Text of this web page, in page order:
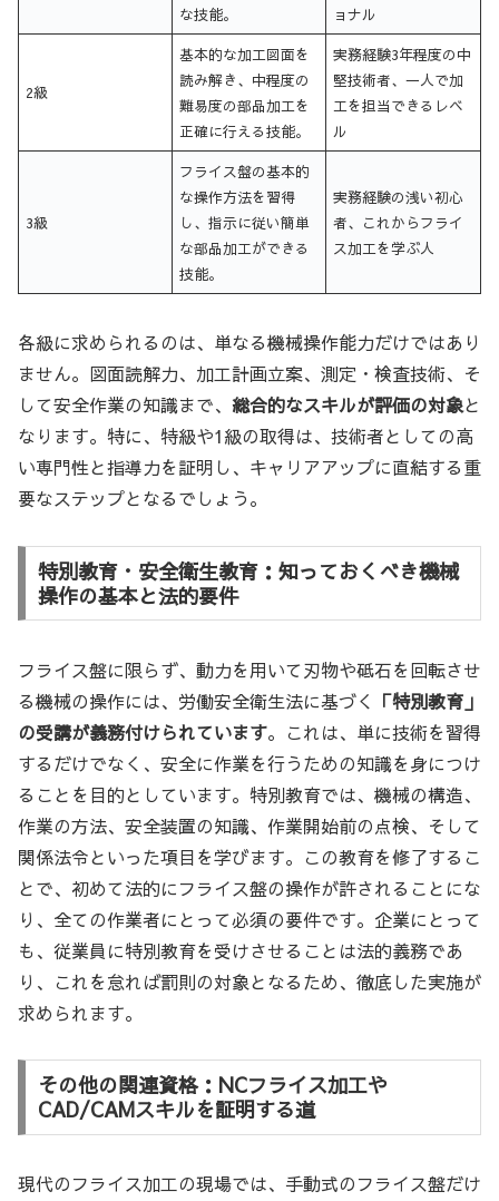
な技能。
ョナル
2級
基本的な加工図面を
読み解き、中程度の
難易度の部品加工を
正確に行える技能。
実務経験3年程度の中
堅技術者、一人で加
工を担当できるレベ
ル
3級
フライス盤の基本的
な操作方法を習得
し、指示に従い簡単
な部品加工ができる
技能。
実務経験の浅い初心
者、これからフライ
ス加工を学ぶ人
各級に求められるのは、単なる機械操作能力だけではあり
ません。図面読解力、加工計画立案、測定・検査技術、そ
して安全作業の知識まで、 総合的なスキルが評価の対象と
なります。特に、特級や1級の取得は、技術者としての高
い専門性と指導力を証明し、キャリアアップに直結する重
要なステップとなるでしょう。
特別教育・安全衛生教育：知っておくべき機械
操作の基本と法的要件
フライス盤に限らず、動力を用いて刃物や砥石を回転させ
る機械の操作には、労働安全衛生法に基づく 「特別教育」
の受講が義務付けられています。これは、単に技術を習得
するだけでなく、安全に作業を行うための知識を身につけ
ることを目的としています。特別教育では、機械の構造、
作業の方法、安全装置の知識、作業開始前の点検、そして
関係法令といった項目を学びます。この教育を修了するこ
とで、初めて法的にフライス盤の操作が許されることにな
り、全ての作業者にとって必須の要件です。企業にとって
も、従業員に特別教育を受けさせることは法的義務であ
り、これを怠れば罰則の対象となるため、徹底した実施が
求められます。
その他の関連資格：NCフライス加工や
CAD/CAMスキルを証明する道
現代のフライス加工の現場では、手動式のフライス盤だけ